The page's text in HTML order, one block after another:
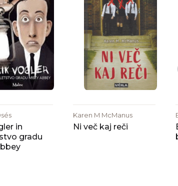
in
gradu
Karen M McManus
Ni več kaj reči